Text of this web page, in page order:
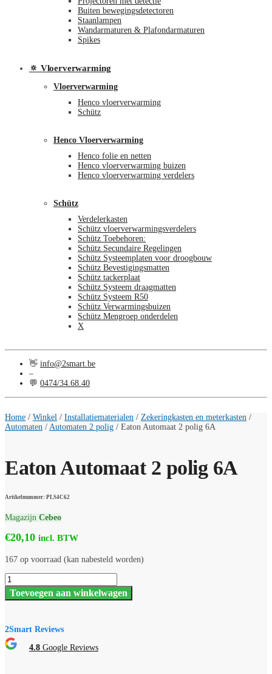
Buiten bewegingsdetectoren
Staanlampen
Wandarmaturen & Plafondarmaturen
Spikes
🔅 Vloerverwarming
Vloerverwarming
Henco vloerverwarming
Schütz
Henco Vloerverwarming
Henco folie en netten
Henco vloerverwarming buizen
Henco vloerverwarming verdelers
Schütz
Verdelerkasten
Schütz vloerverwarmingsverdelers
Schütz Toebehoren:
Schütz Secundaire Regelingen
Schütz Systeemplaten voor droogbouw
Schütz Bevestigingsmatten
Schütz tackerplaat
Schütz Systeem draagmatten
Schütz Systeem R50
Schütz Verwarmingsbuizen
Schütz Mengroep onderdelen
X
👋 info@2smart.be
–
💬 0474/34.68.40
Home / Winkel / Installatiematerialen / Zekeringkasten en meterkasten /
Automaten / Automaten 2 polig / Eaton Automaat 2 polig 6A
Eaton Automaat 2 polig 6A
Artikelnummer: PLS4C62
Magazijn Cebeo
€20,10 incl. BTW
167 op voorraad (kan nabesteld worden)
Eaton
Automaat
aantal
Toevoegen aan winkelwagen
2Smart Reviews
4.8 Google Reviews